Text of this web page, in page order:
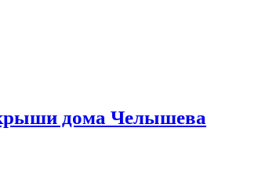
крыши дома Челышева